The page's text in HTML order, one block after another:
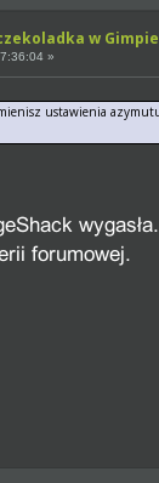
w
»
ustawienia